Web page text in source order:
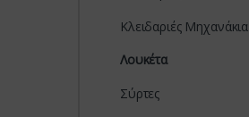
Κλειδαριές Μηχανάκια
Λουκέτα
Σύρτες